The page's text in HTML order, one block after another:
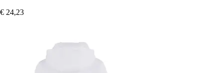
€ 24,23